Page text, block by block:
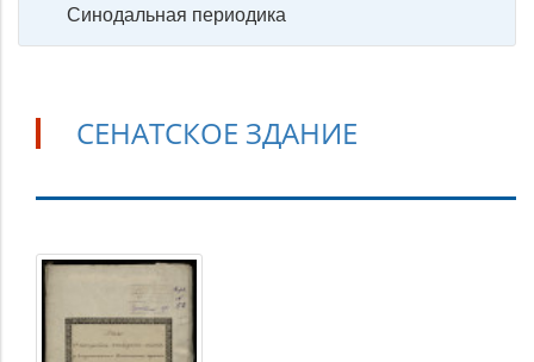
Синодальная периодика
СЕНАТСКОЕ ЗДАНИЕ
Сенатское
здание